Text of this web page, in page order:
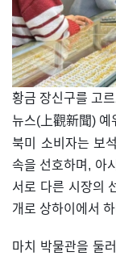
황금 장신구를 고
뉴스(上觀新聞) 예
북미 소비자는 보
속을 선호하며, 아
서로 다른 시장의
개로 상하이에서
마치 박물관을 둘